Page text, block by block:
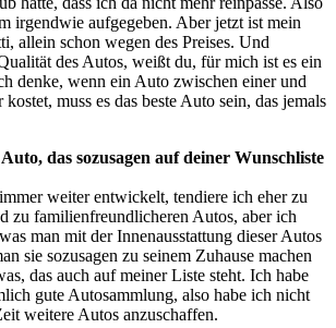
irgendwie aufgegeben. Aber jetzt ist mein
allein schon wegen des Preises. Und
des Autos, weißt du, für mich ist es ein
denke, wenn ein Auto zwischen einer und
muss es das beste Auto sein, das jemals
das sozusagen auf deiner Wunschliste
weiter entwickelt, tendiere ich eher zu
zu familienfreundlicheren Autos, aber ich
man mit der Innenausstattung dieser Autos
sie sozusagen zu seinem Zuhause machen
das auch auf meiner Liste steht. Ich habe
gute Autosammlung, also habe ich nicht
weitere Autos anzuschaffen.